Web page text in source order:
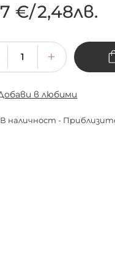
€/2,48лв.
в любими
В наличност -